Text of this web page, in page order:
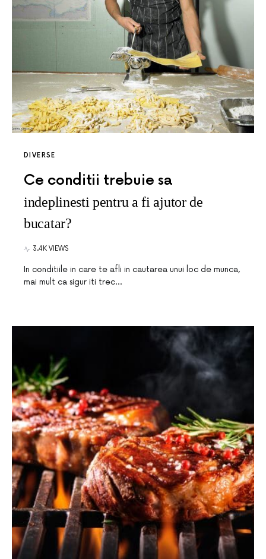
DIVERSE
Ce conditii trebuie sa
indeplinesti pentru a fi ajutor de
bucatar?
3.4K VIEWS
In conditiile in care te afli in cautarea unui loc de munca,
mai mult ca sigur iti trec…